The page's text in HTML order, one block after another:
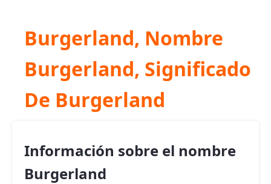
Burgerland, Nombre
Burgerland, Significado
De Burgerland
Información sobre el nombre
Burgerland